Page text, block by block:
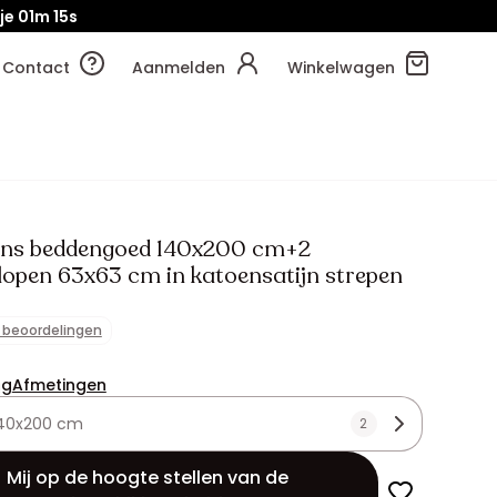
01m 13s
Contact Aanmelden Winkelwagen
beddengoed 140x200 cm+2
63x63 cm in katoensatijn strepen
beoordelingen
Afmetingen
cm 2
Mij op de hoogte stellen van de